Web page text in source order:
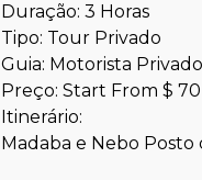
Duração: 3 Horas
Tipo: Tour Privado
Guia: Motorista
Preço: Start From $
Itinerário:
Madaba e Nebo Posto